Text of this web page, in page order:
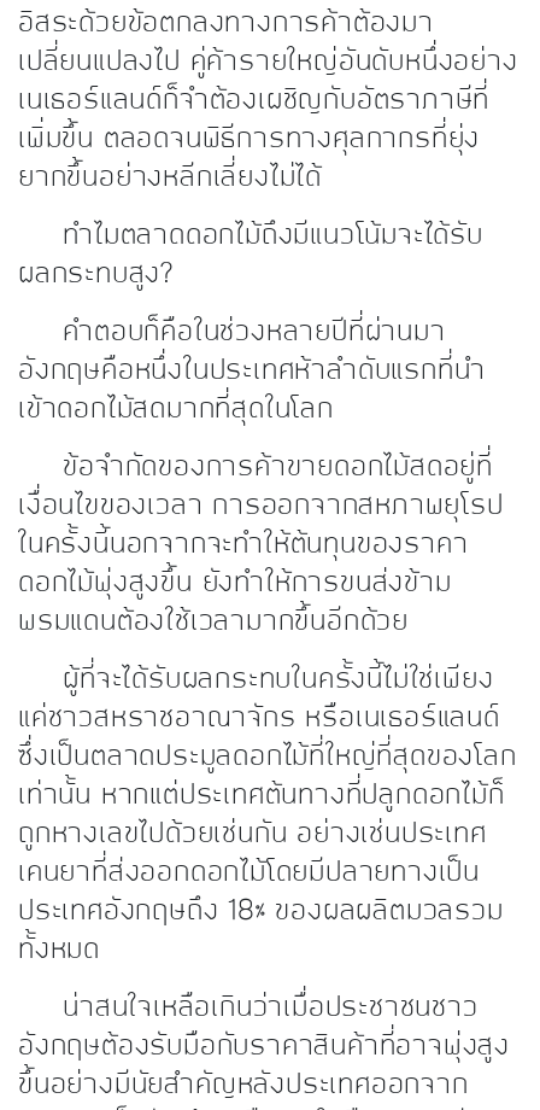
อิสระด้วยข้อตกลงทางการค้าต้องมา
เปลี่ยนแปลงไป คู่ค้ารายใหญ่อันดับหนึ่งอย่าง
เนเธอร์แลนด์ก็จำต้องเผชิญกับอัตราภาษีที่
เพิ่มขึ้น ตลอดจนพิธีการทางศุลกากรที่ยุ่ง
ยากขึ้นอย่างหลีกเลี่ยงไม่ได้
ทำไมตลาดดอกไม้ถึงมีแนวโน้มจะได้รับ
ผลกระทบสูง?
คำตอบก็คือในช่วงหลายปีที่ผ่านมา
อังกฤษคือหนึ่งในประเทศห้าลำดับแรกที่นำ
เข้าดอกไม้สดมากที่สุดในโลก
ข้อจำกัดของการค้าขายดอกไม้สดอยู่ที่
เงื่อนไขของเวลา การออกจากสหภาพยุโรป
ในครั้งนี้นอกจากจะทำให้ต้นทุนของราคา
ดอกไม้พุ่งสูงขึ้น ยังทำให้การขนส่งข้าม
พรมแดนต้องใช้เวลามากขึ้นอีกด้วย
ผู้ที่จะได้รับผลกระทบในครั้งนี้ไม่ใช่เพียง
แค่ชาวสหราชอาณาจักร หรือเนเธอร์แลนด์
ซึ่งเป็นตลาดประมูลดอกไม้ที่ใหญ่ที่สุดของโลก
เท่านั้น หากแต่ประเทศต้นทางที่ปลูกดอกไม้ก็
ถูกหางเลขไปด้วยเช่นกัน อย่างเช่นประเทศ
เคนยาที่ส่งออกดอกไม้โดยมีปลายทางเป็น
ประเทศอังกฤษถึง 18% ของผลผลิตมวลรวม
ทั้งหมด
น่าสนใจเหลือเกินว่าเมื่อประชาชนชาว
อังกฤษต้องรับมือกับราคาสินค้าที่อาจพุ่งสูง
ขึ้นอย่างมีนัยสำคัญหลังประเทศออกจาก